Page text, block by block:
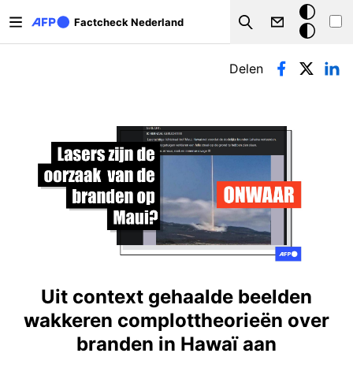
Factcheck Nederland
Search
Donkere
modus
Primaire tabs
Delen
Uit context gehaalde beelden
wakkeren complottheorieën over
branden in Hawaï aan